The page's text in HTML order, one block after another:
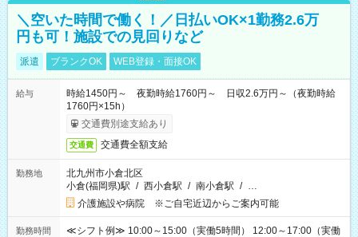
＼空いた時間で働く！／日払いOK×1勤務2.6万
円も可！施設での見回りなど
派遣 ブランクOK WEB登録・面接OK
給与
時給1450円～ 夜勤時給1760円～ 日収2.6万円～（夜勤時給
1760円×15h）
交通費別途支給あり
交通費 交通費全額支給
勤務地
北九州市小倉北区
小倉(福岡県)駅 / 西小倉駅 / 南小倉駅 / …
介護施設や病院 ※ご自宅近辺からご案内可能
勤務時間
≪シフト例≫ 10:00～15:00（実働5時間） 12:00～17:00（実働